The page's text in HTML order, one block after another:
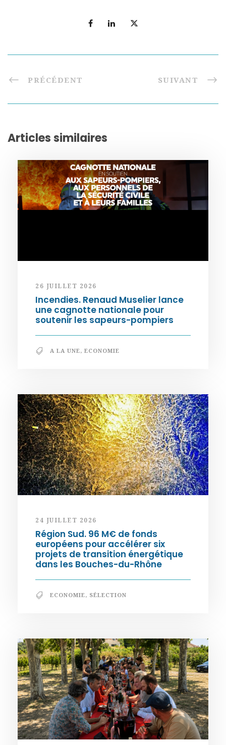
PRÉCÉDENT SUIVANT
Articles similaires
26 JUILLET 2026
Incendies. Renaud Muselier lance
une cagnotte nationale pour
soutenir les sapeurs-pompiers
A LA UNE, ECONOMIE
24 JUILLET 2026
Région Sud. 96 M€ de fonds
européens pour accélérer six
projets de transition énergétique
dans les Bouches-du-Rhône
ECONOMIE, SÉLECTION